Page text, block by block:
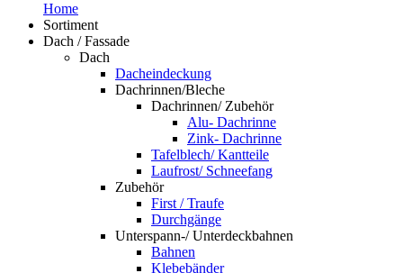
Home
Sortiment
Dach / Fassade
Dach
Dacheindeckung
Dachrinnen/Bleche
Dachrinnen/ Zubehör
Alu- Dachrinne
Zink- Dachrinne
Tafelblech/ Kantteile
Laufrost/ Schneefang
Zubehör
First / Traufe
Durchgänge
Unterspann-/ Unterdeckbahnen
Bahnen
Klebebänder